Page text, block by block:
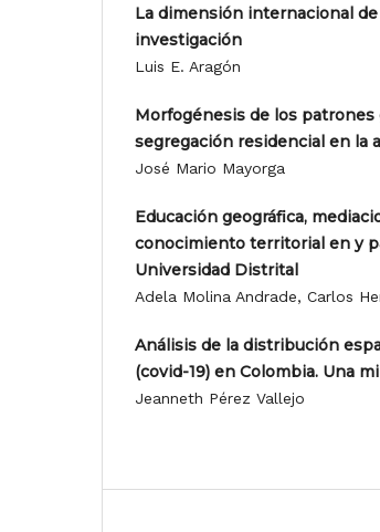
La dimensión internacional
investigación
Luis E. Aragón
Morfogénesis de los
segregación residencial en la
José Mario Mayorga
Educación geográfica,
conocimiento territorial en y
Universidad Distrital
Adela Molina Andrade, Carlos
Análisis de la distribución
(covid-19) en Colombia. Una
Jeanneth Pérez Vallejo